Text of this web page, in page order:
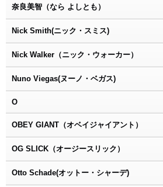
奈良美智（なら よしとも）
Nick Smith(ニック・スミス)
Nick Walker（ニック・ウォーカー）
Nuno Viegas(ヌーノ・ベガス)
O
OBEY GIANT（オベイジャイアント）
OG SLICK（オージースリック）
Otto Schade(オットー・シャーデ)